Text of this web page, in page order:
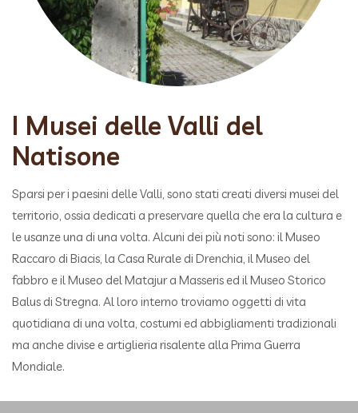
I Musei delle Valli del
Natisone
Sparsi per i paesini delle Valli, sono stati creati diversi musei del
territorio, ossia dedicati a preservare quella che era la cultura e
le usanze una di una volta. Alcuni dei più noti sono: il Museo
Raccaro di Biacis, la Casa Rurale di Drenchia, il Museo del
fabbro e il Museo del Matajur a Masseris ed il Museo Storico
Balus di Stregna. Al loro interno troviamo oggetti di vita
quotidiana di una volta, costumi ed abbigliamenti tradizionali
ma anche divise e artiglieria risalente alla Prima Guerra
Mondiale.